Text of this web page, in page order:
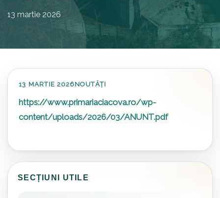
13 martie 2026
13 MARTIE 2026NOUTĂȚI
https://www.primariaciacova.ro/wp-
content/uploads/2026/03/ANUNT.pdf
SECȚIUNI UTILE